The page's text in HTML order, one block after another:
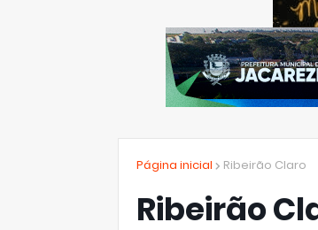
Página inicial Ribeirão Claro
Ribeirão